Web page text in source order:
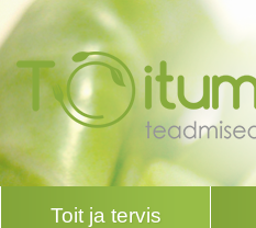
Toit ja tervis